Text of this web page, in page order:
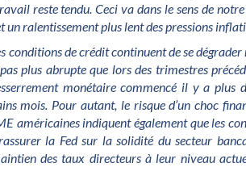
reste tendu. Ceci va dans le sens de
ralentissement plus lent des pressions
conditions de crédit continuent de se
plus abrupte que lors des trimestres
monétaire commencé il y a plus
mois. Pour autant, le risque d’un choc
américaines indiquent également que les
la Fed sur la solidité du secteur
des taux directeurs à leur niveau